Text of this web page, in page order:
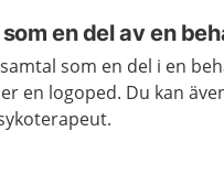
en del av en
som en del i en
en logoped. Du kan